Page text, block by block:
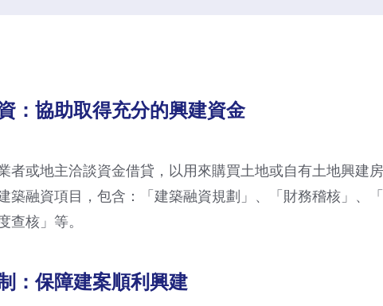
：協助取得充分的興建資金
者或地主洽談資金借貸，以用來購買土地或自有土地興建房
築融資項目，包含：「建築融資規劃」、「財務稽核」、
查核」等。
：保障建案順利興建